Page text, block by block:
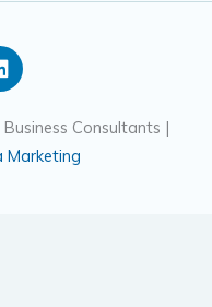
k
Consultants |
Marketing